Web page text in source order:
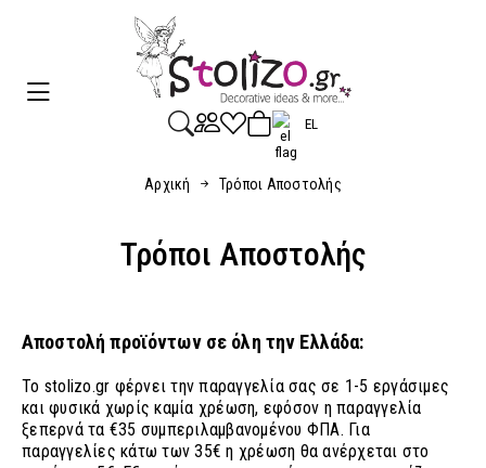
EL
Αρχική Τρόποι Αποστολής
Τρόποι Αποστολής
Αποστολή προϊόντων σε όλη την Ελλάδα:
To stolizo.gr φέρνει την παραγγελία σας σε 1-5 εργάσιμες
και φυσικά χωρίς καμία χρέωση, εφόσον η παραγγελία
ξεπερνά τα €35 συμπεριλαμβανομένου ΦΠΑ. Για
παραγγελίες κάτω των 35€ η χρέωση θα ανέρχεται στο